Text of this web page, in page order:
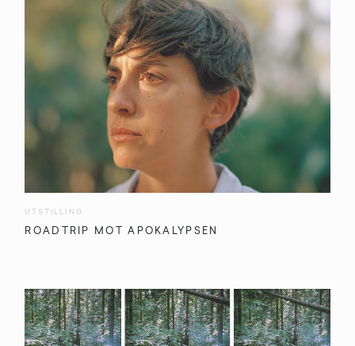
UTSTILLING
ROADTRIP MOT APOKALYPSEN